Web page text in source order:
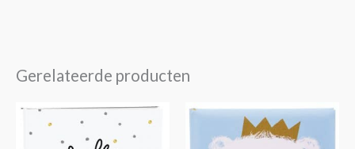
Gerelateerde producten